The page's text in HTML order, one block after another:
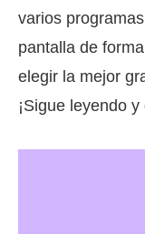
varios
pantalla de
elegir la mejor
¡Sigue leyendo